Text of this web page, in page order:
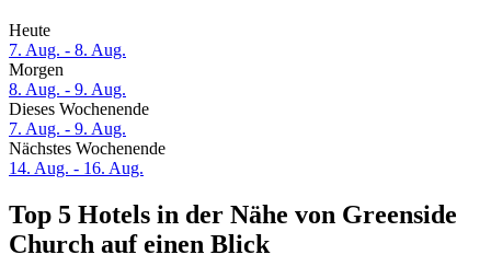
Heute
7. Aug. - 8. Aug.
Morgen
8. Aug. - 9. Aug.
Dieses Wochenende
7. Aug. - 9. Aug.
Nächstes Wochenende
14. Aug. - 16. Aug.
Top 5 Hotels in der Nähe von Greenside
Church auf einen Blick